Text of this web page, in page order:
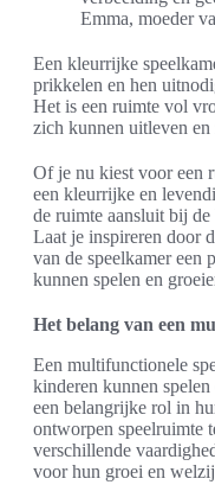
Emma, moeder
Een kleurrijke
prikkelen en hen
Het is een ruimte vol
zich kunnen uitleven
Of je nu kiest voor een
een kleurrijke en
de ruimte aansluit bij de
Laat je inspireren door
van de speelkamer een
kunnen spelen en
Het belang van een
Een multifunctionele
kinderen kunnen
een belangrijke rol in
ontworpen speelruimte
verschillende
voor hun groei en